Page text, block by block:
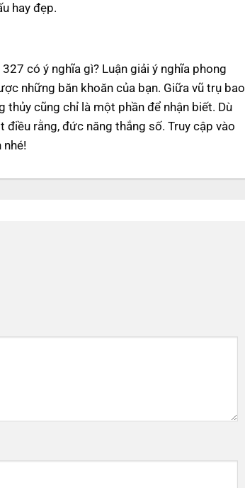
hay đẹp.
có ý nghĩa gì? Luận giải ý nghĩa phong
những băn khoăn của bạn. Giữa vũ trụ bao
thủy cũng chỉ là một phần để nhận biết. Dù
điều rằng, đức năng thắng số. Truy cập vào